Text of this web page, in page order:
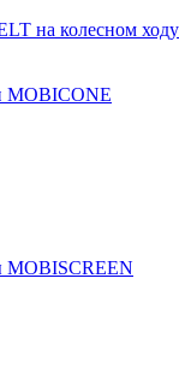
на колесном ходу
MOBICONE
MOBISCREEN